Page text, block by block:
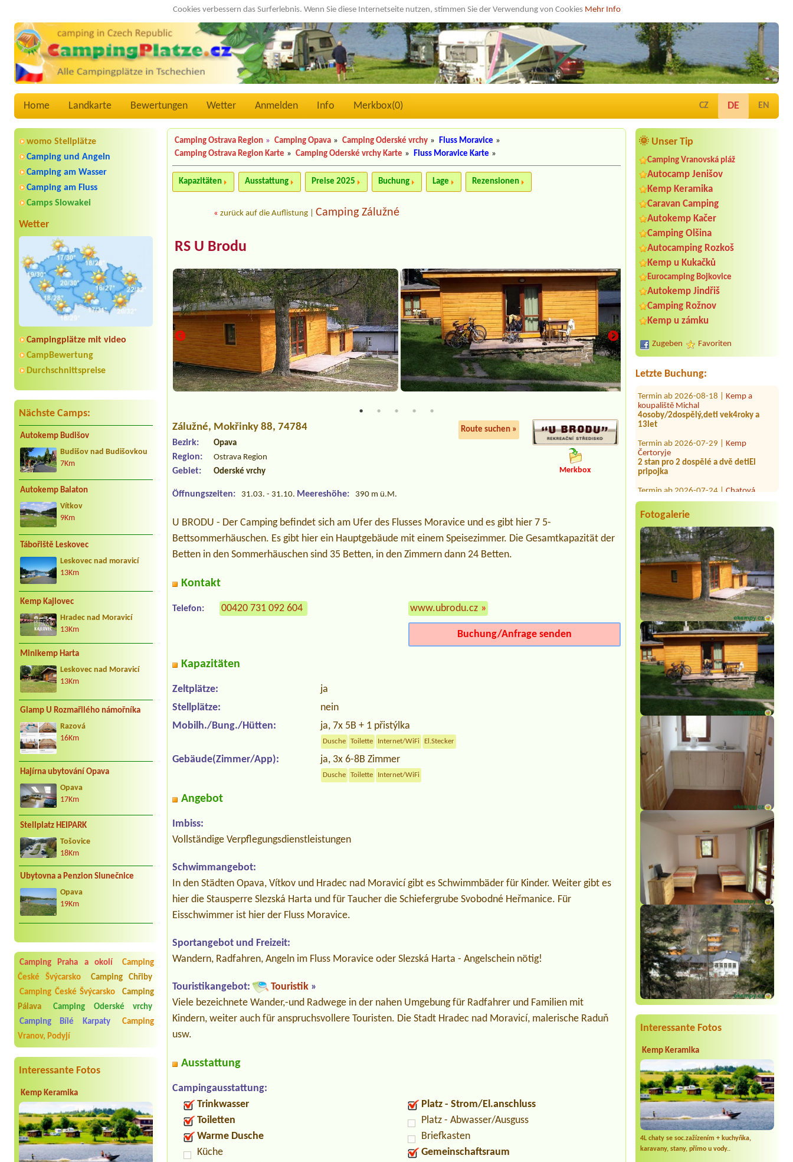
Cookies verbessern das Surferlebnis. Wenn Sie diese Internetseite nutzen, stimmen Sie der Verwendung von Cookies Mehr Info
Home Landkarte Bewertungen Wetter Anmelden Info Merkbox(0) CZ DE EN
womo Stellplätze
Camping und Angeln
Camping am Wasser
Camping am Fluss
Camps Slowakei
Wetter
Campingplätze mit video
CampBewertung
Durchschnittspreise
Nächste Camps:
Autokemp Budišov
Budišov nad Budišovkou
7Km
Autokemp Balaton
Vítkov
9Km
Tábořiště Leskovec
Leskovec nad moravicí
13Km
Kemp Kajlovec
Hradec nad Moravicí
13Km
Minikemp Harta
Leskovec nad Moravicí
13Km
Glamp U Rozmařilého námořníka
Razová
16Km
Hajírna ubytování Opava
Opava
17Km
Stellplatz HEIPARK
Tošovice
18Km
Ubytovna a Penzion Slunečnice
Opava
19Km
Camping Praha a okolí
Camping
České Švýcarsko
Camping Chřiby
Camping České Švýcarsko
Camping
Pálava
Camping Oderské vrchy
Camping Bílé Karpaty
Camping
Vranov, Podyjí
Interessante Fotos
Kemp Keramika
🌞 Unser Tip
Camping Vranovská pláž
Autocamp Jenišov
Kemp Keramika
Caravan Camping
Autokemp Kačer
Camping Olšina
Autocamping Rozkoš
Kemp u Kukačků
Eurocamping Bojkovice
Autokemp Jindřiš
Camping Rožnov
Kemp u zámku
Zugeben Favoriten
Letzte Buchung:
Termin ab 2026-07-23 |
Domaslavice
4L chatka +2 dospělí+2 deti
tábořiště Petrův palouk
1 místo pro stan, 4 osoby-2 dospělé a
Termin ab 2026-08-18 |
koupaliště Michal
4osoby/2dospělý,deti vek4roky a
13let
Termin ab 2026-07-29 |
Čertoryje
2 stan pro 2 dospělé a dvě detiEl
pripojka
Termin ab 2026-07-24 |
osada Pod Hrází
2L chatka + 2 dospělí + pes
Termin ab 2026-08-06 |
Huette 2 personen
Termin ab 2026-07-30 |Camping
Terasy
1 místo pro osobní auto, spaní v autě,
Termin ab 2026-07-25 |Camp Horní
Lipka
2 místa pro malé stany, celkem 4
dospělí
Termin ab 2026-08-15 |Tábořiště
Pikovice
3x místo pro stan, 2x auto
Termin ab 2026-08-07 |Kemp
DACHOVA
1 stan + 2 os + 2 motorky 2L chatka
Fotogalerie
Interessante Fotos
Kemp Keramika
4L chaty se soc.zažízením + kuchyňka,
karavany, stany, přímo u vody..
Camping Ostrava Region » Camping Opava » Camping Oderské vrchy » Fluss Moravice »
Camping Ostrava Region Karte » Camping Oderské vrchy Karte » Fluss Moravice Karte »
Kapazitäten Ausstattung Preise 2025 Buchung Lage Rezensionen
«zurück auf die Auflistung |Camping Zálužné
RS U Brodu
Zálužné, Mokřinky 88, 74784 Route suchen »
Bezirk: Opava
Region: Ostrava Region
Gebiet: Oderské vrchy
Öffnungszeiten: 31.03. - 31.10. Meereshöhe: 390 m ü.M.
Merkbox
U BRODU - Der Camping befindet sich am Ufer des Flusses Moravice und es gibt hier 7 5-
Bettsommerhäuschen. Es gibt hier ein Hauptgebäude mit einem Speisezimmer. Die Gesamtkapazität der
Betten in den Sommerhäuschen sind 35 Betten, in den Zimmern dann 24 Betten.
Kontakt
Telefon: 00420 731 092 604 www.ubrodu.cz »
Buchung/Anfrage senden
Kapazitäten
Zeltplätze:
ja
Stellplätze:
nein
Mobilh./Bung./Hütten:
ja, 7x 5B + 1 přistýlka
Dusche Toilette Internet/WiFi El.Stecker
Gebäude(Zimmer/App): ja, 3x 6-8B Zimmer
Dusche Toilette Internet/WiFi
Angebot
Imbiss:
Vollständige Verpflegungsdienstleistungen
Schwimmangebot:
In den Städten Opava, Vítkov und Hradec nad Moravicí gibt es Schwimmbäder für Kinder. Weiter gibt es
hier die Stausperre Slezská Harta und für Taucher die Schiefergrube Svobodné Heřmanice. Für
Eisschwimmer ist hier der Fluss Moravice.
Sportangebot und Freizeit:
Wandern, Radfahren, Angeln im Fluss Moravice oder Slezská Harta - Angelschein nötig!
Touristikangebot: Touristik »
Viele bezeichnete Wander,-und Radwege in der nahen Umgebung für Radfahrer und Familien mit
Kindern, weiter auch für anspruchsvollere Touristen. Die Stadt Hradec nad Moravicí, malerische Raduň
usw.
Ausstattung
Campingausstattung:
Trinkwasser
Toiletten
Warme Dusche
Küche
Platz - Strom/El.anschluss
Platz - Abwasser/Ausguss
Briefkasten
Gemeinschaftsraum